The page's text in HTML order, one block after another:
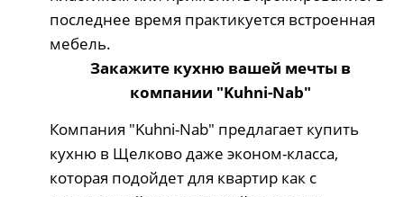
последнее время практикуется встроенная
мебель.
Закажите кухню вашей мечты в
компании "Kuhni-Nab"
Компания "Kuhni-Nab" предлагает купить
кухню в Щелково даже эконом-класса,
которая подойдет для квартир как с